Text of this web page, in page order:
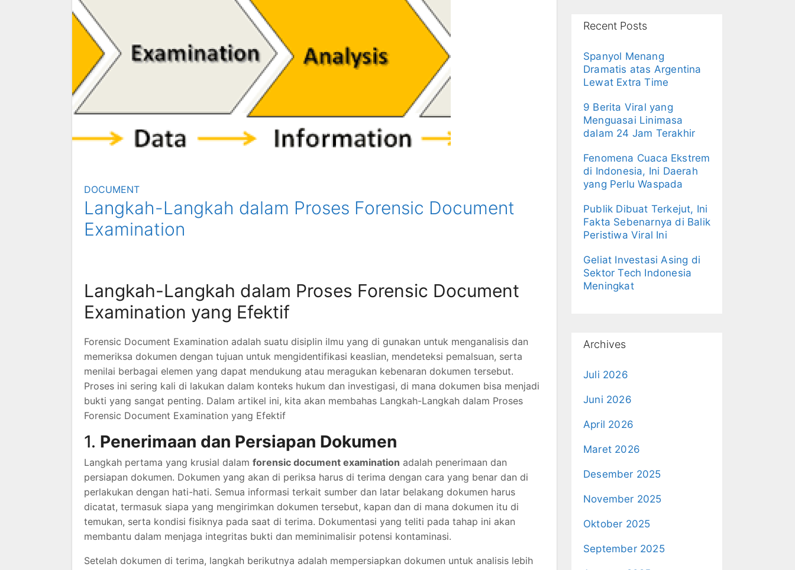
DOCUMENT
Langkah-Langkah dalam Proses Forensic Document
Examination
Langkah-Langkah dalam Proses Forensic Document
Examination yang Efektif
Forensic Document Examination adalah suatu disiplin ilmu yang di gunakan untuk menganalisis dan
memeriksa dokumen dengan tujuan untuk mengidentifikasi keaslian, mendeteksi pemalsuan, serta
menilai berbagai elemen yang dapat mendukung atau meragukan kebenaran dokumen tersebut.
Proses ini sering kali di lakukan dalam konteks hukum dan investigasi, di mana dokumen bisa menjadi
bukti yang sangat penting. Dalam artikel ini, kita akan membahas Langkah-Langkah dalam Proses
Forensic Document Examination yang Efektif
1. Penerimaan dan Persiapan Dokumen
Langkah pertama yang krusial dalam forensic document examination adalah penerimaan dan
persiapan dokumen. Dokumen yang akan di periksa harus di terima dengan cara yang benar dan di
perlakukan dengan hati-hati. Semua informasi terkait sumber dan latar belakang dokumen harus
dicatat, termasuk siapa yang mengirimkan dokumen tersebut, kapan dan di mana dokumen itu di
temukan, serta kondisi fisiknya pada saat di terima. Dokumentasi yang teliti pada tahap ini akan
membantu dalam menjaga integritas bukti dan meminimalisir potensi kontaminasi.
Setelah dokumen di terima, langkah berikutnya adalah mempersiapkan dokumen untuk analisis lebih
Recent Posts
Spanyol Menang
Dramatis atas Argentina
Lewat Extra Time
9 Berita Viral yang
Menguasai Linimasa
dalam 24 Jam Terakhir
Fenomena Cuaca Ekstrem
di Indonesia, Ini Daerah
yang Perlu Waspada
Publik Dibuat Terkejut, Ini
Fakta Sebenarnya di Balik
Peristiwa Viral Ini
Geliat Investasi Asing di
Sektor Tech Indonesia
Meningkat
Archives
Juli 2026
Juni 2026
April 2026
Maret 2026
Desember 2025
November 2025
Oktober 2025
September 2025